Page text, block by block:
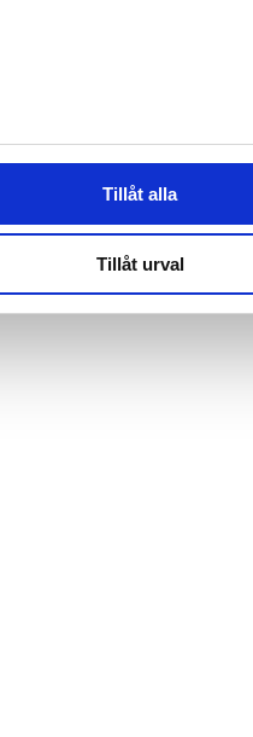
Tillåt alla
Tillåt urval